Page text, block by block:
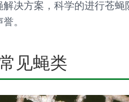
决方案，科学的进行苍蝇
。
见蝇类